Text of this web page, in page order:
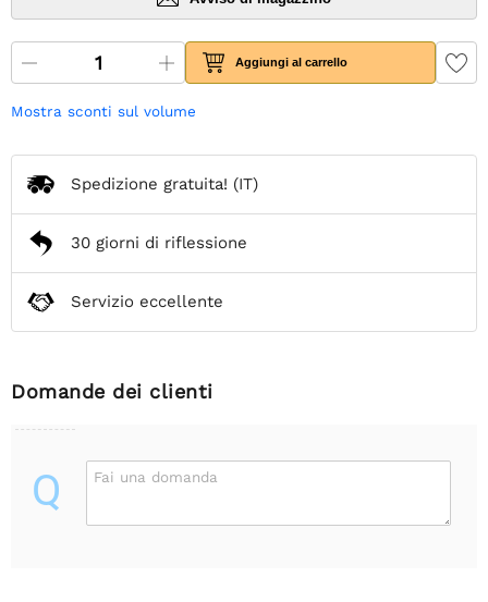
Aggiungi al carrello
Mostra sconti sul volume
Spedizione gratuita! (IT)
30 giorni di riflessione
Servizio eccellente
Domande dei clienti
Q Fai una domanda